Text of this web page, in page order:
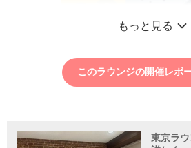
もっと見る
このラウンジの開催レポ
東京ラ